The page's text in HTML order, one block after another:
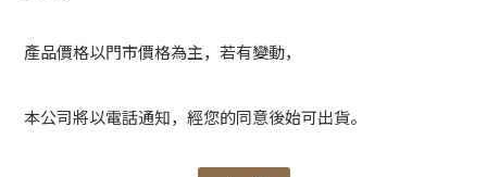
產品價格以門市價格為主，若有變動，
本公司將以電話通知，經您的同意後始可出貨。